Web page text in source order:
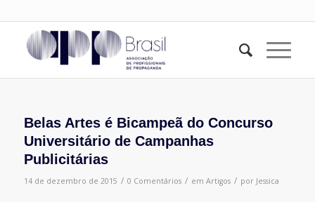
Belas Artes é Bicampeã do Concurso
Universitário de Campanhas
Publicitárias
14 de dezembro de 2015 / 0 Comentários / em Artigos / por Jessica